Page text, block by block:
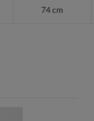
74 cm